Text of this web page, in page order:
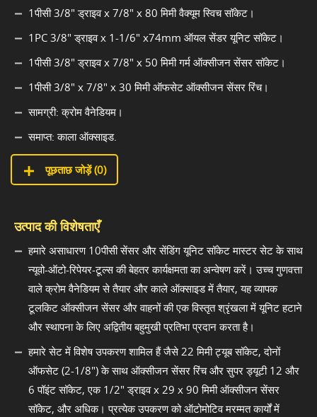
1पीसी 3/8" ड्राइव x 7/8" x 80 मिमी वैक्यूम स्विच सॉकेट।
1PC 3/8" ड्राइव x 1-1/6" x74mm ऑयल सेंडर यूनिट सॉकेट।
1पीसी 3/8" ड्राइव x 7/8" x 50 मिमी गर्म ऑक्सीजन सेंसर सॉकेट।
1पीसी 3/8" x 7/8" x 30 मिमी ऑफसेट ऑक्सीजन सेंसर रिंच।
सामग्री: क्रोम वैनेडियम।
समाप्त: काला ऑक्साइड.
पूछताछ जोड़ें (0)
उत्पाद की विशेषताएँ
हमारे असाधारण 10पीसी सेंसर और सेंडिंग यूनिट सॉकेट मास्टर सेट के साथ
न्यूवो-ऑटो-रिपेयर-टूल्स की बेहतर कार्यक्षमता का अन्वेषण करें। उच्च गुणवत्ता
वाले क्रोम वैनेडियम से तैयार और काले ऑक्साइड में तैयार, यह व्यापक
टूलकिट ऑक्सीजन सेंसर और वाहनों की एक विस्तृत श्रृंखला में यूनिट हटाने
और स्थापना के लिए अद्वितीय बहुमुखी प्रतिभा प्रदान करता है।
हमारे सेट में विशेष उपकरण शामिल हैं जैसे 22 मिमी ट्यूब सॉकेट, दोनों
ऑफसेट (2-1/8") के साथ ऑक्सीजन सेंसर रिंच और सुपर ड्यूटी 12 और
6 पॉइंट सॉकेट, एक 1/2" ड्राइव x 29 x 90 मिमी ऑक्सीजन सेंसर
सॉकेट, और अधिक। प्रत्येक उपकरण को ऑटोमोटिव मरम्मत कार्यों में